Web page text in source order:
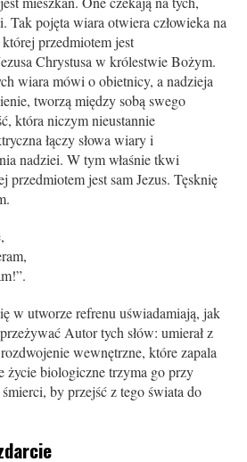
Tak pojęta wiara otwiera człowieka na
przedmiotem jest
Chrystusa w królestwie Bożym.
wiara mówi o obietnicy, a nadzieja
tworzą między sobą swego
która niczym nieustannie
łączy słowa wiary i
nadziei. W tym właśnie tkwi
przedmiotem jest sam Jezus. Tęsknię
w utworze refrenu uświadamiają, jak
Autor tych słów: umierał z
wewnętrzne, które zapala
życie biologiczne trzyma go przy
by przejść z tego świata do